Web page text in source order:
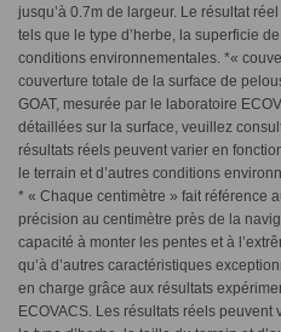
jusqu’à 0.7m de largeur. Le résultat
tels que le type d’herbe, la superficie
conditions environnementales. *«
couverture totale de la surface de
GOAT, mesurée par le laboratoire
détaillées sur la surface, veuillez
résultats réels peuvent varier en
le terrain et d’autres conditions
* « Chaque centimètre » fait référence
précision au centimètre près de la
capacité à monter les pentes et à
qu’à d’autres caractéristiques
en charge grâce aux résultats
ECOVACS. Les résultats réels